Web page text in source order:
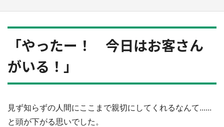
「やったー！ 今日はお客さん
がいる！」
見ず知らずの人間にここまで親切にしてくれるなんて......
と頭が下がる思いでした。